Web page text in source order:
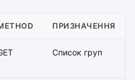
ПРИЗНАЧЕННЯ
Список груп